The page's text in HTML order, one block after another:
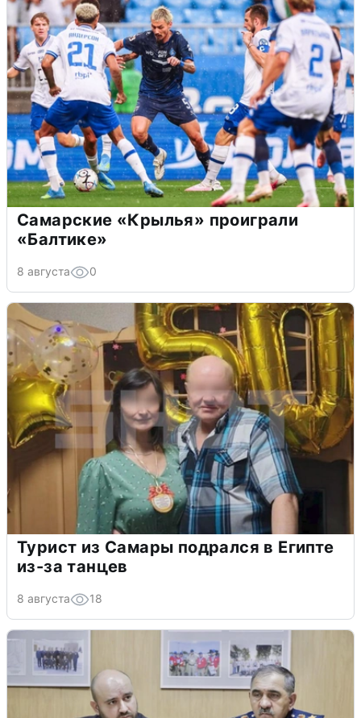
Самарские «Крылья» проиграли
«Балтике»
8 августа 0
Турист из Самары подрался в Египте
из-за танцев
8 августа 18